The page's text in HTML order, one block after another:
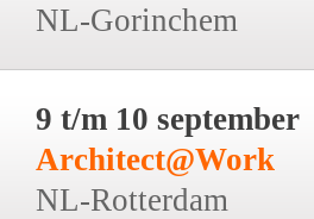
NL-Gorinchem
9 t/m 10 september
Architect@Work
NL-Rotterdam